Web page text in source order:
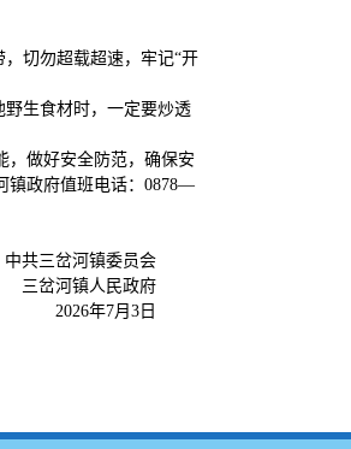
切勿超载超速，牢记“开
生食材时，一定要炒透
，做好安全防范，确保安
镇政府值班电话：0878—
中共三岔河镇委员会
三岔河镇人民政府
2026年7月3日